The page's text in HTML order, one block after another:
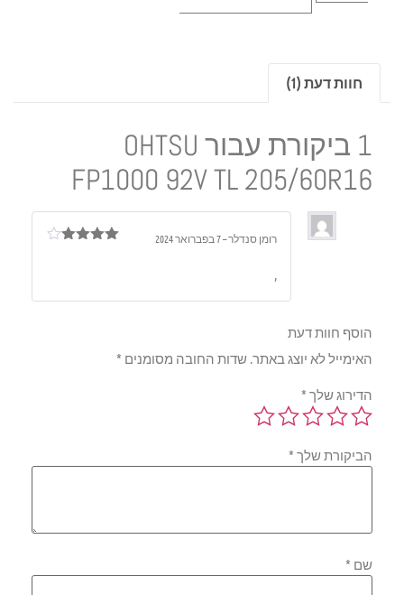
חוות דעת (1)
1 ביקורת עבור
OHTSU
FP1000 92V TL 205/60R16
רומן סנדלר–7 בפברואר 2024
הוסף חוות דעת
האימייל לא יוצג באתר.שדות החובה מסומנים*
הדירוג שלך*
הביקורת שלך*
שם*